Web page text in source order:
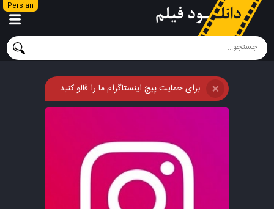
Persian
برای حمایت پیج اینستاگرام ما را فالو کنید ❌